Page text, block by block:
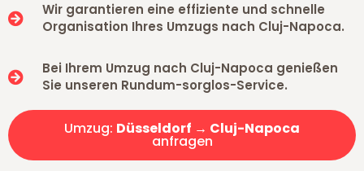
Wir garantieren eine effiziente und schnelle
Organisation Ihres Umzugs nach Cluj-Napoca.
Bei Ihrem Umzug nach Cluj-Napoca genießen
Sie unseren Rundum-sorglos-Service.
Umzug: Düsseldorf → Cluj-Napoca
anfragen